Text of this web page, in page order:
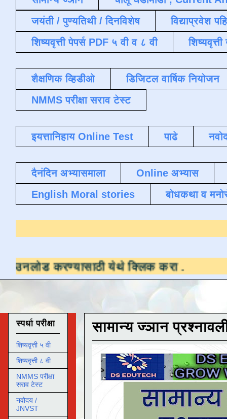
जयंती / पुण्यतिथी / दिनविशेष
विद्याप्रवेश
शिष्यवृत्ती पेपर्स PDF ५ वी व ८ वी
शैक्षणिक व्हिडीओ
डिजिटल वार्षिक नियोजन
NMMS परीक्षा सराव टेस्ट
इयत्तानिहाय Online Test पाढे
दैनंदिन अभ्यासमाला
Online अभ्यास
English Moral stories
बोधकथा व
येथे क्लिक करा.
सामान्य ज्ञान
स्पर्धा परीक्षा
शिष्यवृत्ती ५ वी
शिष्यवृत्ती ८ वी
NMMS परीक्षा
सराव टेस्ट
नवोदय /
JNVST